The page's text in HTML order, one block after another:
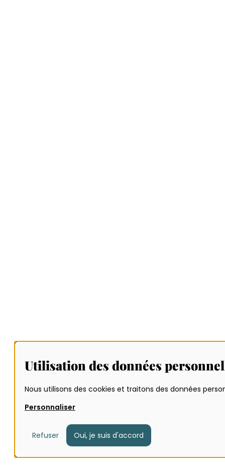
Utilisation des données
Nous utilisons des cookies et traitons des données
Personnaliser
Refuser Oui, je suis d'accord